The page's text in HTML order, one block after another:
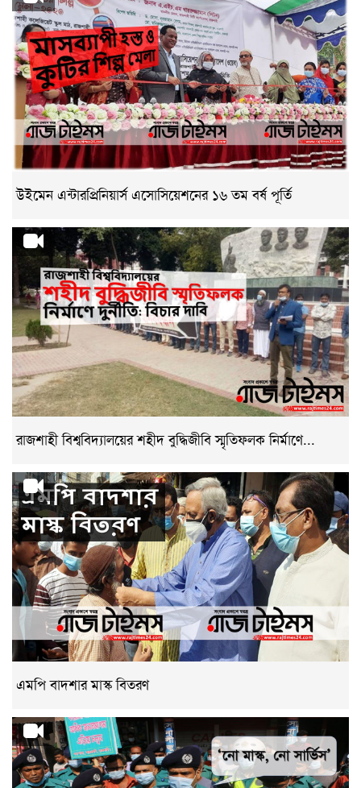
উইমেন এন্টারপ্রিনিয়ার্স এসোসিয়েশনের ১৬ তম বর্ষ পূর্তি
রাজশাহী বিশ্ববিদ্যালয়ের শহীদ বুদ্ধিজীবি স্মৃতিফলক নির্মাণে...
এমপি বাদশার মাস্ক বিতরণ